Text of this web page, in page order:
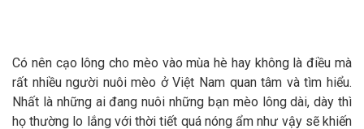
CHÍNH SÁCH
Chính sách mua hàng Chính sách vận chuyển
Có nên cạo lông cho mèo vào mùa hè hay không là điều mà
rất nhiều người nuôi mèo ở Việt Nam quan tâm và tìm hiểu.
Nhất là những ai đang nuôi những bạn mèo lông dài, dày thì
họ thường lo lắng với thời tiết quá nóng ẩm như vậy sẽ khiến